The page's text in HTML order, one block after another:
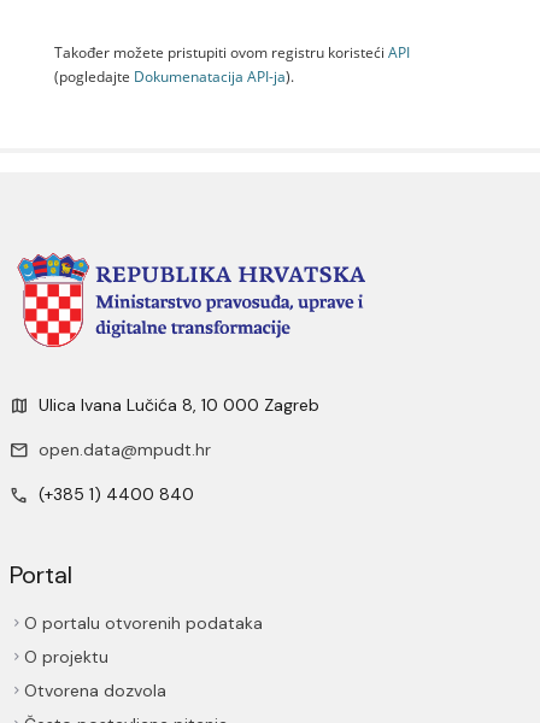
Također možete pristupiti ovom registru koristeći API
(pogledajte Dokumenаtаcijа API-jа).